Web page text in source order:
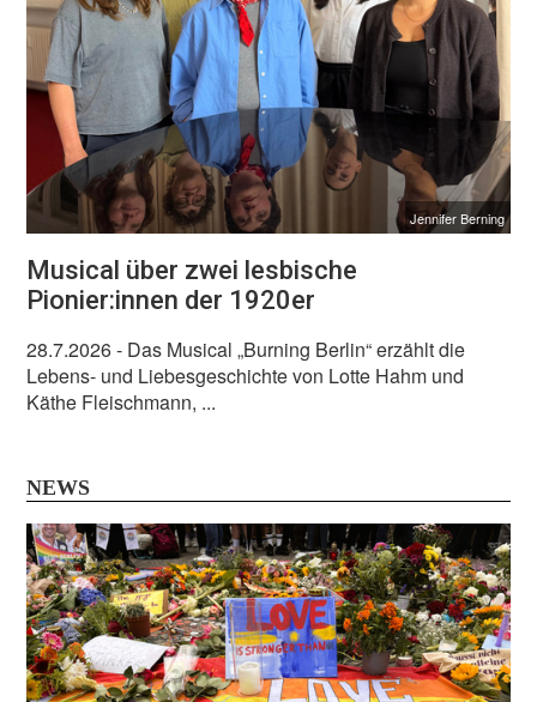
Jennifer Berning
Musical über zwei lesbische
Pionier:innen der 1920er
28.7.2026- Das Musical „Burning Berlin“ erzählt die
Lebens- und Liebesgeschichte von Lotte Hahm und
Käthe Fleischmann, ...
NEWS